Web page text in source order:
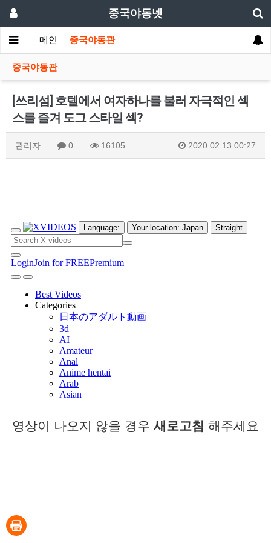
중국야동넷
메인 중국야동관
중국야동관
[쓰리섬] 호텔에서 여자하나를 불러 자극적인 섹
스를 즐겨 도그 스타일 섹?
관리자 0 16105 2020.02.13 00:27
영상이 나오지 않을 경우 새로고침 해주세요